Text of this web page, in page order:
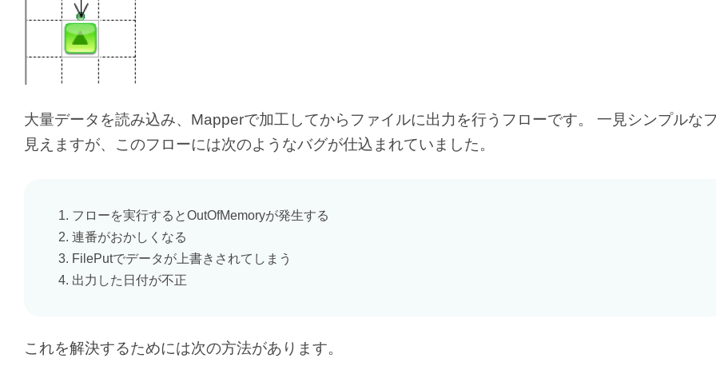
大量データを読み込み、Mapperで加工してからファイルに出力を行うフローです。 一見シンプルな
見えますが、このフローには次のようなバグが仕込まれていました。
フローを実行するとOutOfMemoryが発生する
連番がおかしくなる
FilePutでデータが上書きされてしまう
出力した日付が不正
これを解決するためには次の方法があります。